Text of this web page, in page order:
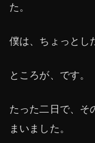
た。
僕は、ちょっとし
ところが、です。
たった二日で、そ
まいました。